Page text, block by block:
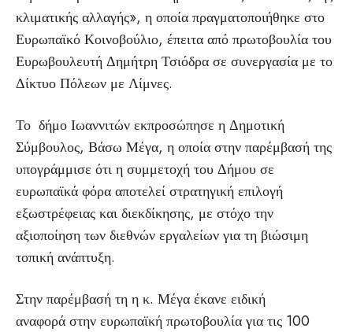
κλιματικής αλλαγής», η οποία πραγματοποιήθηκε στο
Ευρωπαϊκό Κοινοβούλιο, έπειτα από πρωτοβουλία του
Ευρωβουλευτή Δημήτρη Τσιόδρα σε συνεργασία με το
Δίκτυο Πόλεων με Λίμνες.
Το δήμο Ιωαννιτών εκπροσώπησε η Δημοτική
Σύμβουλος, Βάσω Μέγα, η οποία στην παρέμβασή της
υπογράμμισε ότι η συμμετοχή του Δήμου σε
ευρωπαϊκά φόρα αποτελεί στρατηγική επιλογή
εξωστρέφειας και διεκδίκησης, με στόχο την
αξιοποίηση των διεθνών εργαλείων για τη βιώσιμη
τοπική ανάπτυξη.
Στην παρέμβασή τη η κ. Μέγα έκανε ειδική
αναφορά στην ευρωπαϊκή πρωτοβουλία για τις 100